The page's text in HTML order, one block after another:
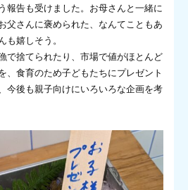
報告も受けました。お母さんと一緒に
父さんに褒められた、なんてこともあ
も嬉しそう。
で捨てられたり、市場で値がほとんど
、食育のため子どもたちにプレゼント
今後も親子向けにいろいろな企画を考